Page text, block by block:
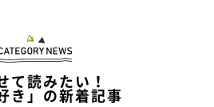
て読みたい！
き」の新着記事